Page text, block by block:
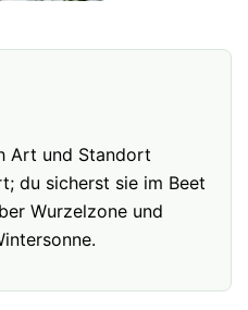
Art und Standort
du sicherst sie im Beet
Wurzelzone und